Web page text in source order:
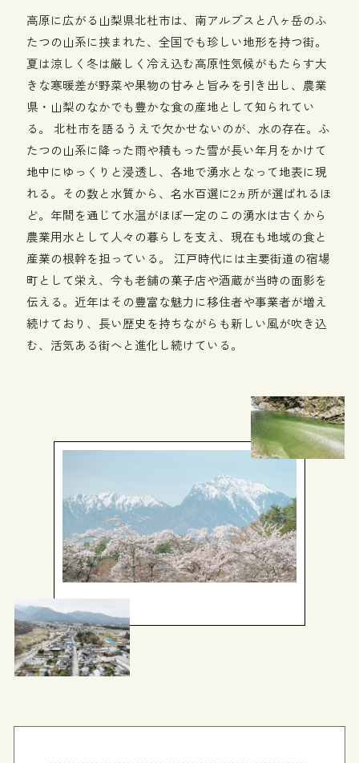
高原に広がる山梨県北杜市は、南アルプスと八ヶ岳のふ
たつの山系に挟まれた、全国でも珍しい地形を持つ街。
夏は涼しく冬は厳しく冷え込む高原性気候がもたらす大
きな寒暖差が野菜や果物の甘みと旨みを引き出し、農業
県・山梨のなかでも豊かな食の産地として知られてい
る。 北杜市を語るうえで欠かせないのが、水の存在。ふ
たつの山系に降った雨や積もった雪が長い年月をかけて
地中にゆっくりと浸透し、各地で湧水となって地表に現
れる。その数と水質から、名水百選に2ヵ所が選ばれるほ
ど。年間を通じて水温がほぼ一定のこの湧水は古くから
農業用水として人々の暮らしを支え、現在も地域の食と
産業の根幹を担っている。 江戸時代には主要街道の宿場
町として栄え、今も老舗の菓子店や酒蔵が当時の面影を
伝える。近年はその豊富な魅力に移住者や事業者が増え
続けており、長い歴史を持ちながらも新しい風が吹き込
む、活気ある街へと進化し続けている。